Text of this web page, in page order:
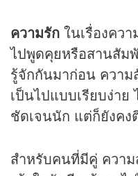
ความรัก ในเรื่องคว
ไปพูดคุยหรือสานสัม
รู้จักกันมาก่อน ควา
เป็นไปแบบเรียบง่า
ชัดเจนนัก แต่ก็ยังคง
สำหรับคนที่มีคู่ ควา